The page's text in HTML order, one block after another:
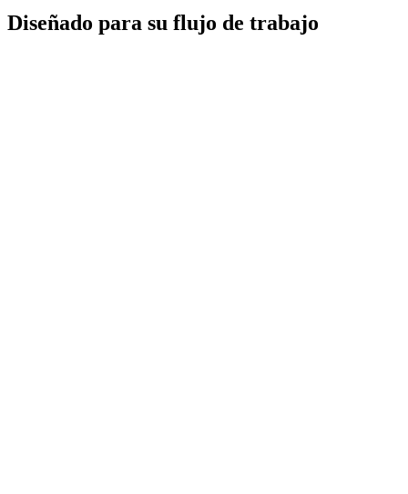
Diseñado para su flujo de trabajo